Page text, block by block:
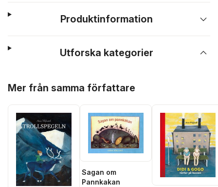
Produktinformation
Utforska kategorier
Mer från samma författare
Sagan om
Pannkakan